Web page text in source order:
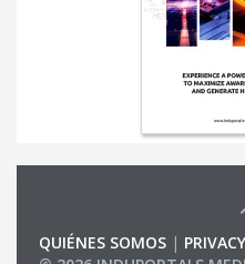
QUIÉNES SOMOS |